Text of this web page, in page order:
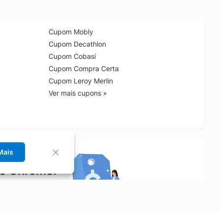
Cupom Mobly
Cupom Decathlon
Cupom Cobasi
Cupom Compra Certa
Cupom Leroy Merlin
Ver mais cupons »
Chrome!